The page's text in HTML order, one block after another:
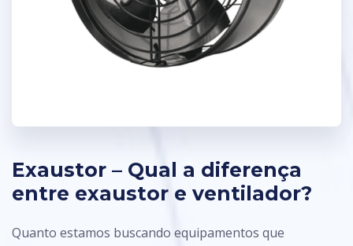
Exaustor – Qual a diferença
entre exaustor e ventilador?
Quanto estamos buscando equipamentos que